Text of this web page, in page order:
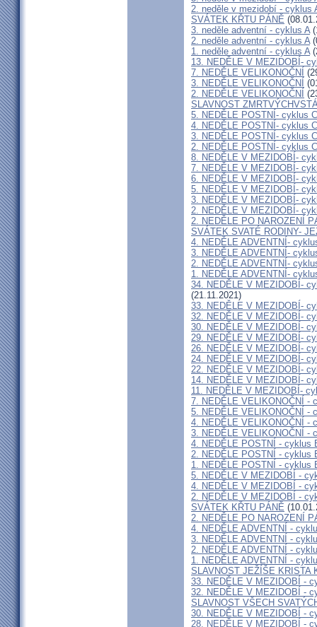
2. neděle v mezidobí - cyklus
SVÁTEK KŘTU PÁNĚ
3. neděle adventní - cyklus A
2. neděle adventní - cyklus A
1. neděle adventní - cyklus A
13. NEDĚLE V MEZIDOBÍ-
7. NEDĚLE VELIKONOČNÍ
3. NEDĚLE VELIKONOČNÍ
2. NEDĚLE VELIKONOČNÍ
SLAVNOST
5. NEDĚLE POSTNÍ- cyklus C
4. NEDĚLE POSTNÍ- cyklus C
3. NEDĚLE POSTNÍ- cyklus C
2. NEDĚLE POSTNÍ- cyklus C
8. NEDĚLE V MEZIDOBÍ-
7. NEDĚLE V MEZIDOBÍ-
6. NEDĚLE V MEZIDOBÍ-
5. NEDĚLE V MEZIDOBÍ-
3. NEDĚLE V MEZIDOBÍ-
2. NEDĚLE V MEZIDOBÍ-
2. NEDĚLE PO NAROZENÍ
SVÁTEK SVATÉ RODINY-
4. NEDĚLE ADVENTNÍ-
3. NEDĚLE ADVENTNÍ-
2. NEDĚLE ADVENTNÍ-
1. NEDĚLE ADVENTNÍ-
34. NEDĚLE V MEZIDOBÍ-
(21.11.2021)
33. NEDĚLE V MEZIDOBÍ-
32. NEDĚLE V MEZIDOBÍ-
30. NEDĚLE V MEZIDOBÍ-
29. NEDĚLE V MEZIDOBÍ-
26. NEDĚLE V MEZIDOBÍ-
24. NEDĚLE V MEZIDOBÍ-
22. NEDĚLE V MEZIDOBÍ-
14. NEDĚLE V MEZIDOBÍ-
11. NEDĚLE V MEZIDOBÍ-
7. NEDĚLE VELIKONOČNÍ -
5. NEDĚLE VELIKONOČNÍ -
4. NEDĚLE VELIKONOČNÍ -
3. NEDĚLE VELIKONOČNÍ -
4. NEDĚLE POSTNÍ - cyklus
2. NEDĚLE POSTNÍ - cyklus
1. NEDĚLE POSTNÍ - cyklus
5. NEDĚLE V MEZIDOBÍ -
4. NEDĚLE V MEZIDOBÍ -
2. NEDĚLE V MEZIDOBÍ -
SVÁTEK KŘTU PÁNĚ
2. NEDĚLE PO NAROZENÍ
4. NEDĚLE ADVENTNÍ -
3. NEDĚLE ADVENTNÍ -
2. NEDĚLE ADVENTNÍ -
1. NEDĚLE ADVENTNÍ -
SLAVNOST JEŽÍŠE KRISTA
33. NEDĚLE V MEZIDOBÍ -
32. NEDĚLE V MEZIDOBÍ -
SLAVNOST VŠECH
30. NEDĚLE V MEZIDOBÍ -
28. NEDĚLE V MEZIDOBÍ -